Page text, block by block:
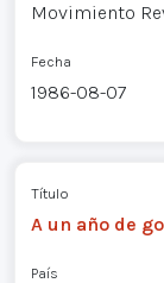
Movimiento
Fecha
1986-08-07
Título
A un año de
País